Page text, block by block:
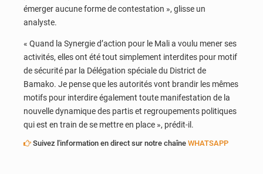
émerger aucune forme de contestation », glisse un
analyste.
« Quand la Synergie d’action pour le Mali a voulu mener ses
activités, elles ont été tout simplement interdites pour motif
de sécurité par la Délégation spéciale du District de
Bamako. Je pense que les autorités vont brandir les mêmes
motifs pour interdire également toute manifestation de la
nouvelle dynamique des partis et regroupements politiques
qui est en train de se mettre en place », prédit-il.
Suivez l'information en direct sur notre chaîne WHATSAPP